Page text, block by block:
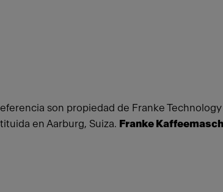
son propiedad de Franke Technology
en Aarburg, Suiza. Franke